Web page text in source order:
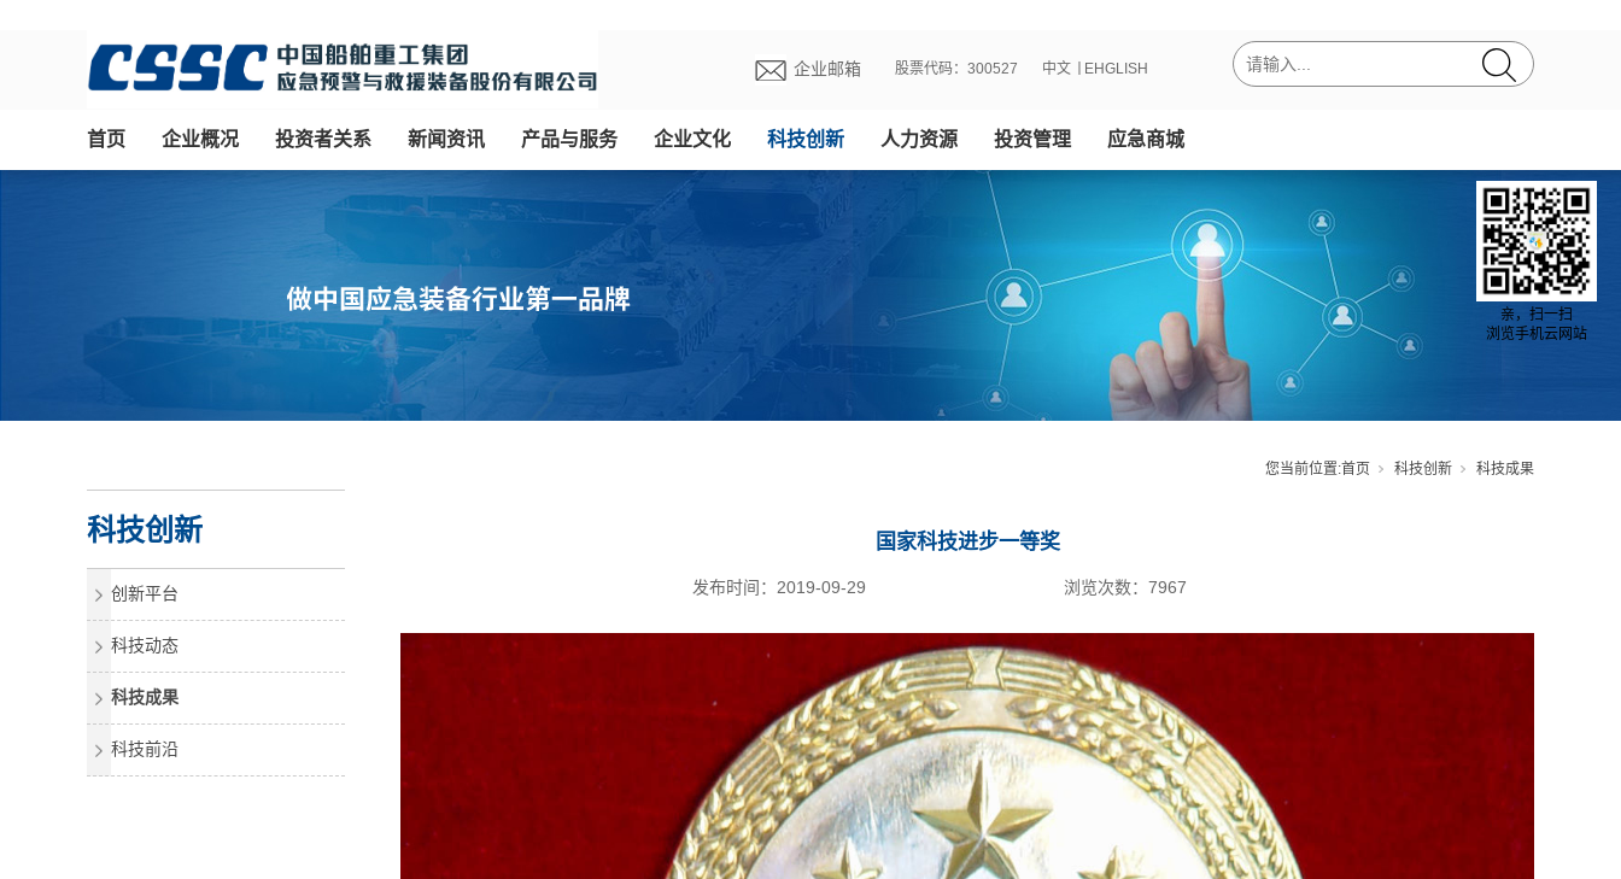
企业邮箱 股票代码：300527 EHGLISH
中文
首页 企业概况 投资者关系 新闻资讯 产品与服务 企业文化 科技创新 人力资源 投资管理 应急商城
您当前位置:首页 科技创新 科技成果
科技创新
创新平台
科技动态
科技成果
科技前沿
国家科技进步一等奖
2019-09-29
发布时间： 浏览次数： 7967
亲，扫一扫
浏览手机云网站